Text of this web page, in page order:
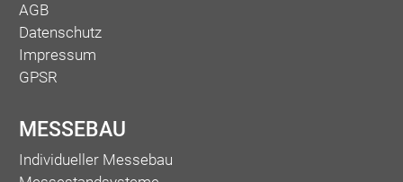
AGB
Datenschutz
Impressum
GPSR
MESSEBAU
Individueller Messebau